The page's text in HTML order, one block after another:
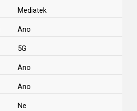
Mediatek
Ano
5G
Ano
Ano
Ne